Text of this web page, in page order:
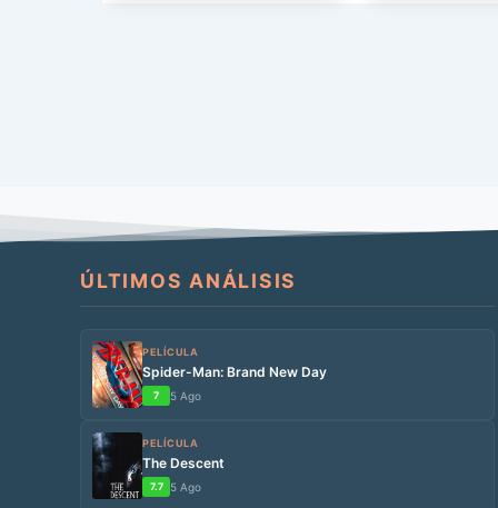
ÚLTIMOS ANÁLISIS
PELÍCULA
Spider-Man: Brand New Day
7 5 Ago
PELÍCULA
The Descent
7.7 5 Ago